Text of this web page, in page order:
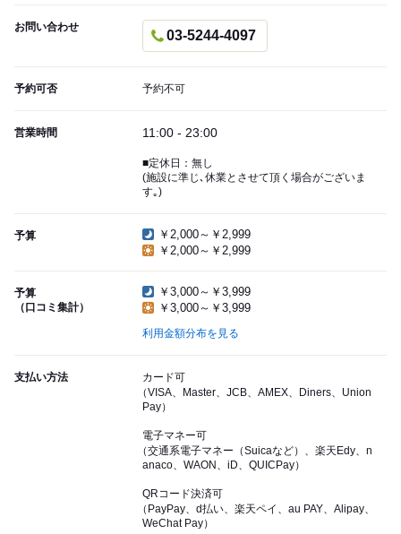
お問い合わせ
03-5244-4097
予約可否 予約不可
営業時間 11:00 - 23:00
■定休日：無し
(施設に準じ､休業とさせて頂く場合がございま
す｡)
予算
￥2,000～￥2,999
￥2,000～￥2,999
予算
（口コミ集計）
￥3,000～￥3,999
￥3,000～￥3,999
利用金額分布を見る
支払い方法
カード可
（VISA、Master、JCB、AMEX、Diners、Union
Pay）
電子マネー可
（交通系電子マネー（Suicaなど）、楽天Edy、n
anaco、WAON、iD、QUICPay）
QRコード決済可
（PayPay、d払い、楽天ペイ、au PAY、Alipay、
WeChat Pay）